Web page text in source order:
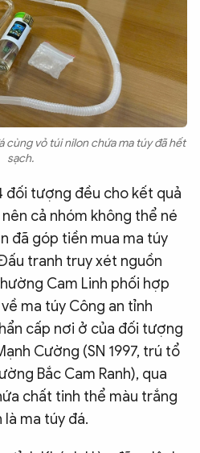
cùng vỏ túi nilon chứa ma túy đã hết
sạch.
đối tượng đều cho kết quả
cả nhóm không thể né
đã góp tiền mua ma túy
tranh truy xét nguồn
Cam Linh phối hợp
ma túy Công an tỉnh
cấp nơi ở của đối tượng
Cường (SN 1997, trú tổ
Bắc Cam Ranh), qua
chất tinh thể màu trắng
ma túy đá.